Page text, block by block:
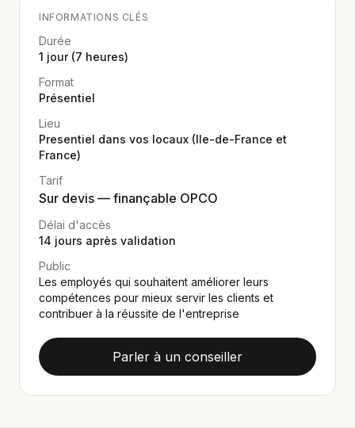
INFORMATIONS CLÉS
Durée
1 jour (7 heures)
Format
Présentiel
Lieu
Presentiel dans vos locaux (Ile-de-France et
France)
Tarif
Sur devis — finançable OPCO
Délai d'accès
14 jours après validation
Public
Les employés qui souhaitent améliorer leurs
compétences pour mieux servir les clients et
contribuer à la réussite de l'entreprise
Parler à un conseiller